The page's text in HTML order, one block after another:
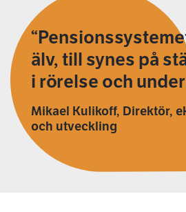
älv, till synes på
i rörelse och
Mikael Kulikoff, Direktör,
och utveckling